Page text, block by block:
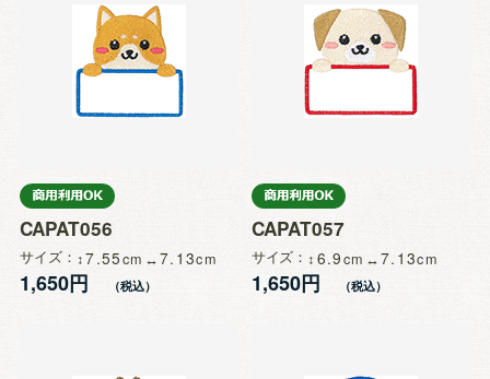
CAPAT056
サイズ 7.55 7.13
1,650円
CAPAT057
サイズ 6.9 7.13
1,650円